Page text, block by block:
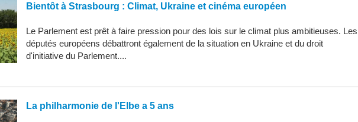
Bientôt à Strasbourg : Climat, Ukraine et cinéma européen
Le Parlement est prêt à faire pression pour des lois sur le climat plus ambitieuses. Les
députés européens débattront également de la situation en Ukraine et du droit
d'initiative du Parlement....
La philharmonie de l'Elbe a 5 ans